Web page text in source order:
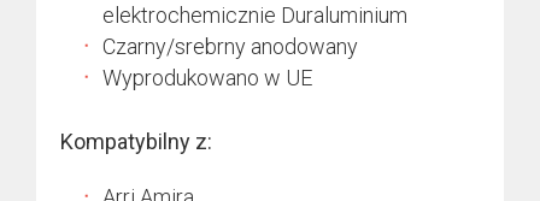
elektrochemicznie Duraluminium
Czarny/srebrny anodowany
Wyprodukowano w UE
Kompatybilny z: